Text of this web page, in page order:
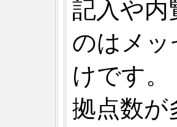
記入や内
のはメ
けです。
拠点数が